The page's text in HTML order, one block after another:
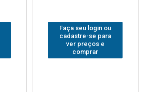
Faça seu login ou
cadastre-se para
ver preços e
comprar